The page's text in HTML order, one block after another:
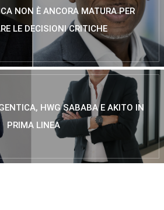
NON È ANCORA MATURA PER
LE DECISIONI CRITICHE
HWG SABABA E AKITO IN
PRIMA LINEA